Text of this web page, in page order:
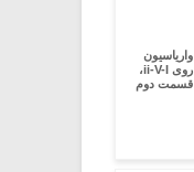
واریاسیون
روی ii-V-I،
قسمت دوم